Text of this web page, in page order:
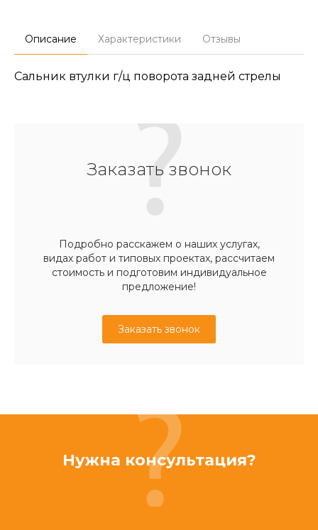
Описание Характеристики Отзывы
Сальник втулки г/ц поворота задней стрелы
Заказать звонок
Подробно расскажем о наших услугах,
видах работ и типовых проектах, рассчитаем
стоимость и подготовим индивидуальное
предложение!
Заказать звонок
Нужна консультация?